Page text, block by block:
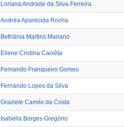
Loriana Andrade da Silva Ferreira
Andréa Aparecida Rocha
Bethânia Martins Mariano
Eliene Cristina Caixêta
Fernando Franqueiro Gomes
Fernando Lopes da Silva
Graziele Camilo da Costa
Isabella Borges Gregório